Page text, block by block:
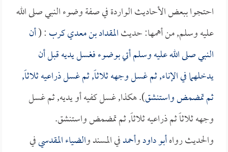
احتجوا ببعض الأحاديث الواردة في صفة وضوء النبي صلى الله
عليه وسلم, من أهمها: حديثالمقداد بن معدي كرب: (أن
النبي صلى الله عليه وسلم أتي بوضوء فغسل يديه قبل أن
يدخلهما في الإناء, ثم غسل وجهه ثلاثاً, ثم غسل ذراعيه ثلاثاً,
ثم تمضمض واستنشق). هكذا, غسل كفيه أو يديه, ثم غسل
وجهه ثلاثاً ثم ذراعيه ثلاثاً, ثم تمضمض واستنشق.
والحديث رواهأبو داودوأحمدفي المسند والضياء المقدسيفي